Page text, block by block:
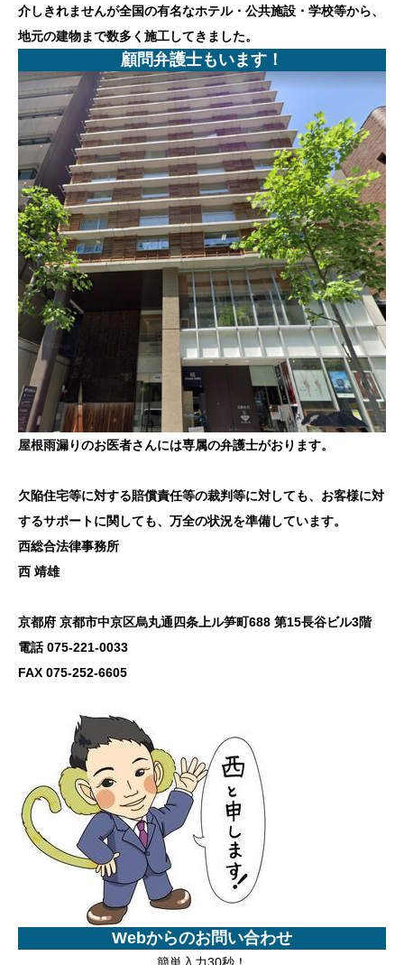
介しきれませんが全国の有名なホテル・公共施設・学校等から、
地元の建物まで数多く施工してきました。
顧問弁護士もいます！
屋根雨漏りのお医者さんには専属の弁護士がおります。
欠陥住宅等に対する賠償責任等の裁判等に対しても、お客様に対
するサポートに関しても、万全の状況を準備しています。
西総合法律事務所
西 靖雄
京都府 京都市中京区烏丸通四条上ル笋町688 第15長谷ビル3階
電話 075-221-0033
FAX 075-252-6605
Webからのお問い合わせ
簡単入力30秒！